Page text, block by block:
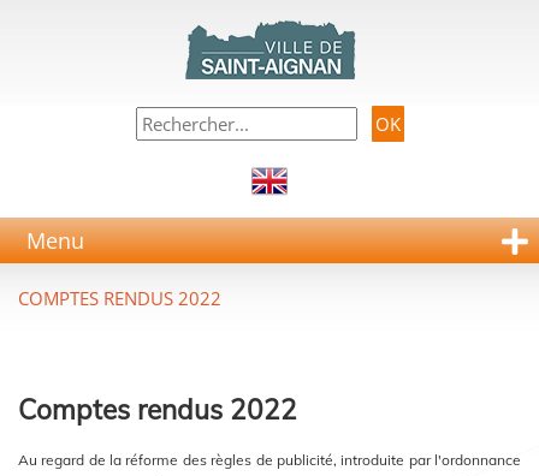
Menu
Comptes rendus 2022
Au regard de la réforme des règles de publicité, introduite par l'ordonnance
COMPTES RENDUS 2022